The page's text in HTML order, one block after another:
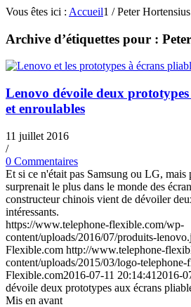
Vous êtes ici : Accueil1 / Peter Hortensius
Archive d’étiquettes pour :
Lenovo dévoile deux
et enroulables
11 juillet 2016
/
0 Commentaires
Et si ce n'était pas Samsung ou LG,
surprenait le plus dans le monde des
constructeur chinois vient de dévoiler
intéressants.
https://www.telephone-flexible.com/wp-
content/uploads/2016/07/produits-
Flexible.com http://www.telephone-
content/uploads/2015/03/logo-
Flexible.com2016-07-11 20:14:41 2016-
dévoile deux prototypes aux écrans
Mis en avant